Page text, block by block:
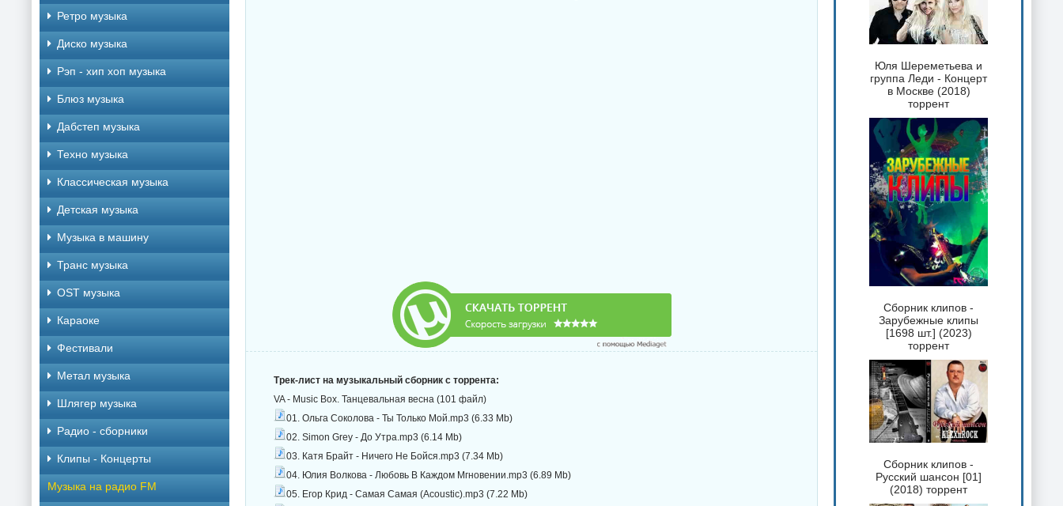
Трек-лист на музыкальный сборник с торрента:
VA - Music Box. Танцевальная весна (101 файл)
01. Ольга Соколова - Ты Только Мой.mp3 (6.33 Mb)
02. Simon Grey - До Утра.mp3 (6.14 Mb)
03. Катя Брайт - Ничего Не Бойся.mp3 (7.34 Mb)
04. Юлия Волкова - Любовь В Каждом Мгновении.mp3 (6.89 Mb)
05. Егор Крид - Самая Самая (Acoustic).mp3 (7.22 Mb)
Ретро музыка
Диско музыка
Рэп - хип хоп музыка
Блюз музыка
Дабстеп музыка
Техно музыка
Классическая музыка
Детская музыка
Музыка в машину
Транс музыка
OST музыка
Караоке
Фестивали
Метал музыка
Шлягер музыка
Радио - сборники
Клипы - Концерты
Музыка на радио FM
Юля Шереметьева и
группа Леди - Концерт
в Москве (2018)
торрент
Сборник клипов -
Зарубежные клипы
[1698 шт.] (2023)
торрент
Сборник клипов -
Русский шансон [01]
(2018) торрент